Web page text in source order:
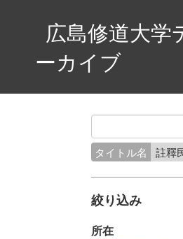
広島修道大学
ーカイブ
タイトル名 註釋
絞り込み
所在